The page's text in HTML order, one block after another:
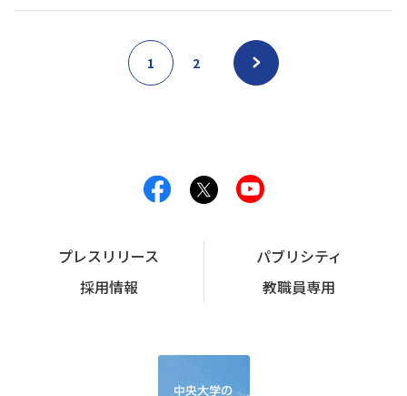
1 2
プレスリリース
パブリシティ
採用情報
教職員専用